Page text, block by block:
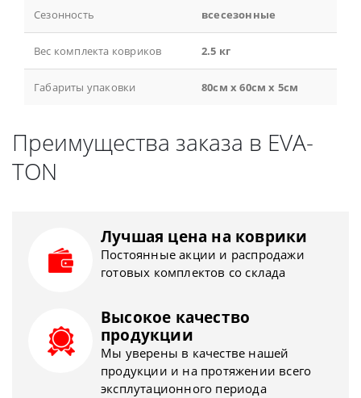
Сезонность всесезонные
Вес комплекта ковриков 2.5 кг
Габариты упаковки 80см x 60см x 5см
Преимущества заказа в EVA-
TON
Лучшая цена на коврики
Постоянные акции и распродажи
готовых комплектов со склада
Высокое качество
продукции
Мы уверены в качестве нашей
продукции и на протяжении всего
эксплутационного периода